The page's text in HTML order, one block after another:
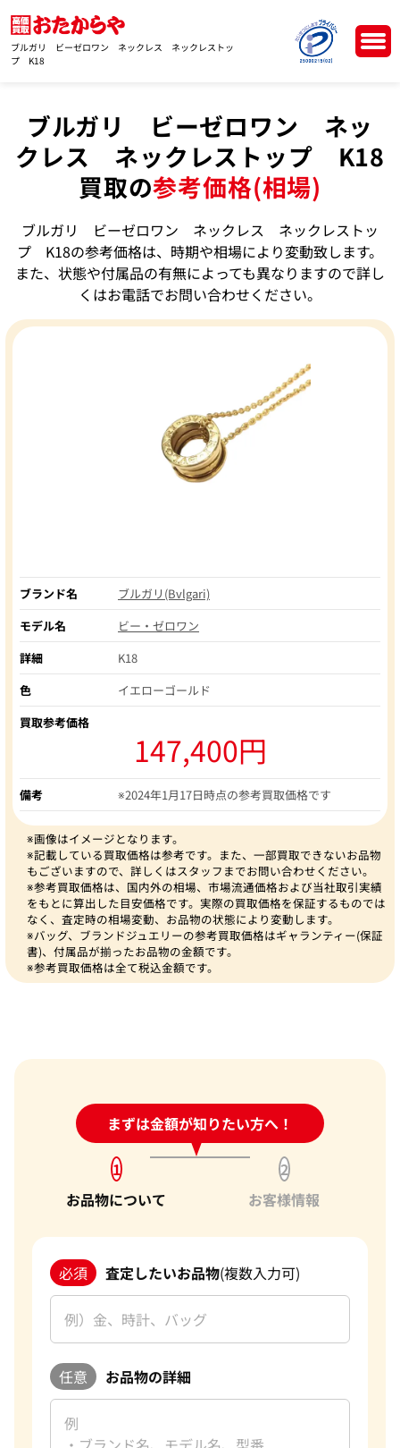
ブルガリ ビーゼロワン ネックレス ネックレストッ
プ K18
ブルガリ ビーゼロワン ネッ
クレス ネックレストップ K18
買取の参考価格(相場)
ブルガリ ビーゼロワン ネックレス ネックレストッ
プ K18の参考価格は、時期や相場により変動致します。
また、状態や付属品の有無によっても異なりますので詳し
くはお電話でお問い合わせください。
ブランド名
ブルガリ(Bvlgari)
モデル名
ビー・ゼロワン
詳細
K18
色
イエローゴールド
買取参考価格
147,400円
備考 ※2024年1月17日時点の参考買取価格です
※画像はイメージとなります。
※記載している買取価格は参考です。また、一部買取できないお品物
もございますので、詳しくはスタッフまでお問い合わせください。
※参考買取価格は、国内外の相場、市場流通価格および当社取引実績
をもとに算出した目安価格です。実際の買取価格を保証するものでは
なく、査定時の相場変動、お品物の状態により変動します。
※バッグ、ブランドジュエリーの参考買取価格はギャランティー(保証
書)、付属品が揃ったお品物の金額です。
※参考買取価格は全て税込金額です。
まずは金額が知りたい方へ！
24時間受付中!問い合わせフォーム
1
お品物について
2
お客様情報
必須 査定したいお品物(複数入力可)
任意 お品物の詳細